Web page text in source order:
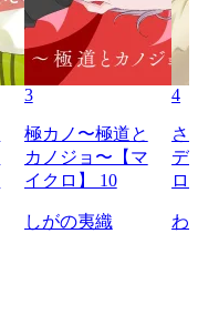
3
極カノ〜極道と
カノジョ〜【マ
イクロ】 10
しがの夷織
4
さ
デ
ロ
わ